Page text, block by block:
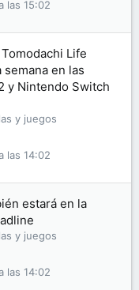
las 15:02
Life
en las
y Nintendo Switch
y juegos
las 14:02
estará en la
y juegos
las 14:02